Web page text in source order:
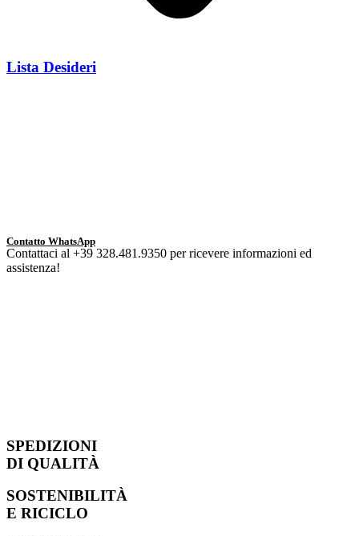
Lista Desideri
Contatto WhatsApp
Contattaci al +39 328.481.9350 per ricevere informazioni ed
assistenza!
SPEDIZIONI
DI QUALITÀ
SOSTENIBILITÀ
E RICICLO